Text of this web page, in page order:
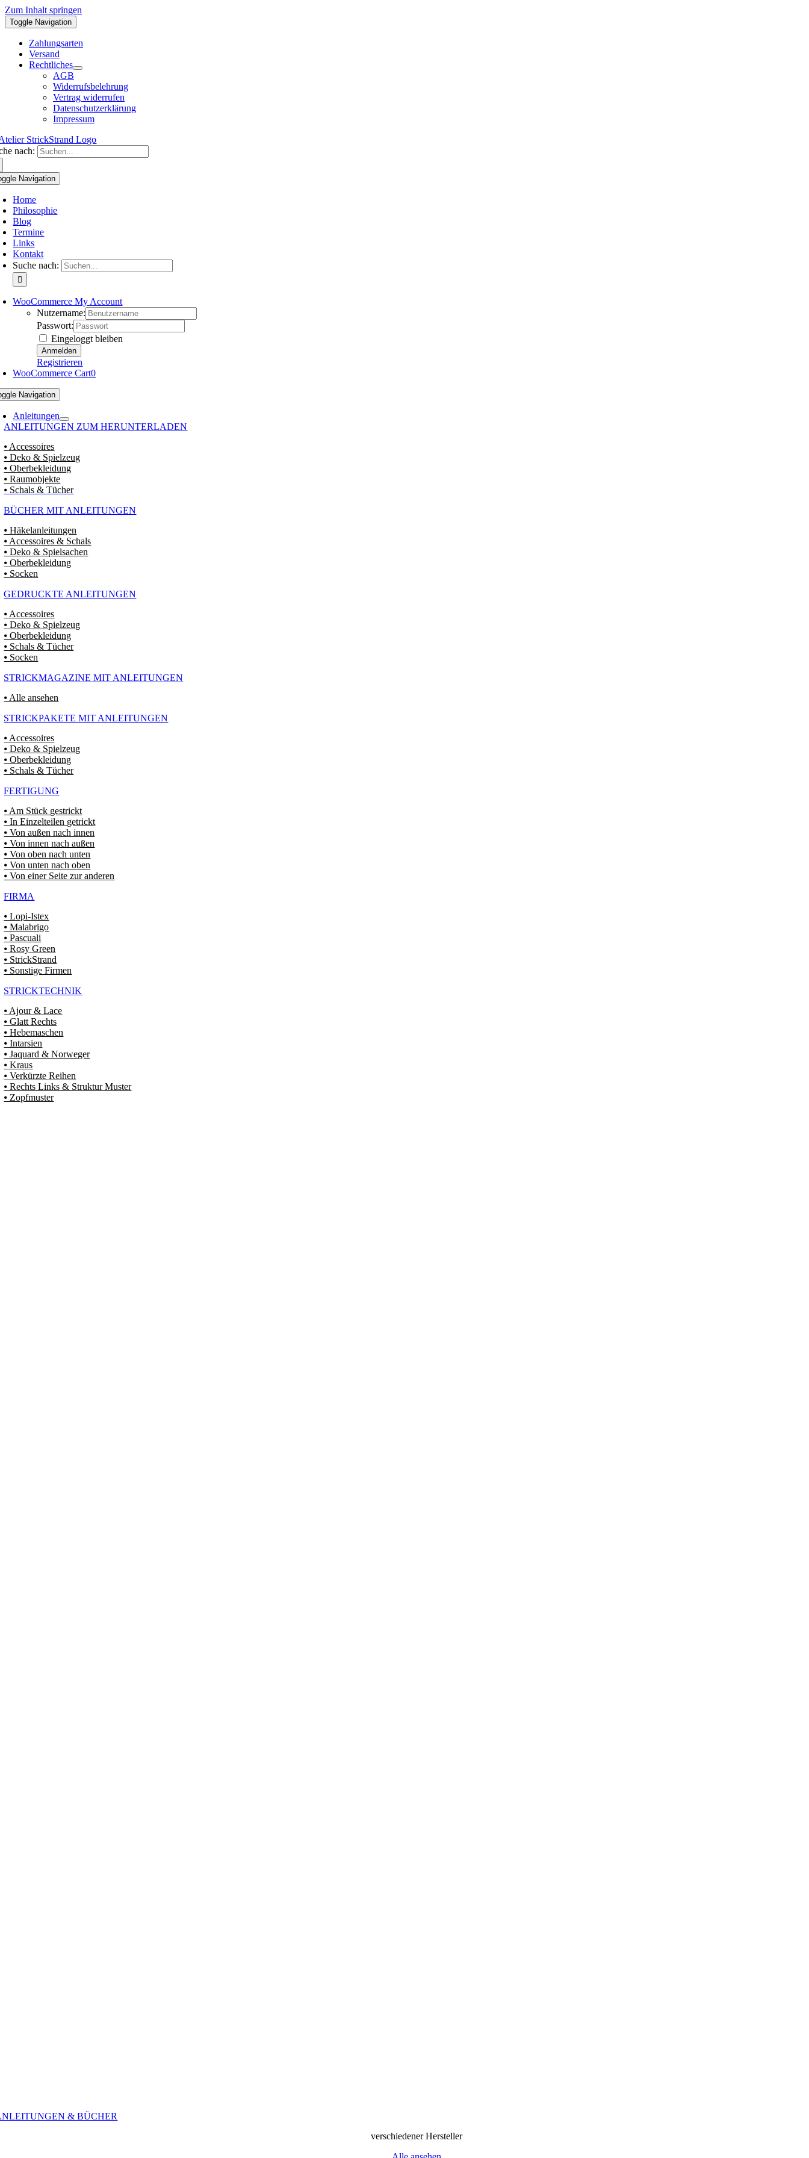
Zum Inhalt springen
Toggle Navigation
Zahlungsarten
Versand
Rechtliches
AGB
Widerrufsbelehrung
Vertrag widerrufen
Datenschutzerklärung
Impressum
nach:
Navigation
Home
Philosophie
Blog
Termine
Links
Kontakt
Suche nach:
WooCommerce My Account
Nutzername:
Passwort:
Eingeloggt bleiben
Registrieren
WooCommerce Cart0
Navigation
Anleitungen
ANLEITUNGEN ZUM HERUNTERLADEN
⦁ Accessoires
⦁ Deko & Spielzeug
⦁ Oberbekleidung
⦁ Raumobjekte
⦁ Schals & Tücher
BÜCHER MIT ANLEITUNGEN
⦁ Häkelanleitungen
⦁ Accessoires & Schals
⦁ Deko & Spielsachen
⦁ Oberbekleidung
⦁ Socken
GEDRUCKTE ANLEITUNGEN
⦁ Accessoires
⦁ Deko & Spielzeug
⦁ Oberbekleidung
⦁ Schals & Tücher
⦁ Socken
STRICKMAGAZINE MIT ANLEITUNGEN
⦁ Alle ansehen
STRICKPAKETE MIT ANLEITUNGEN
⦁ Accessoires
⦁ Deko & Spielzeug
⦁ Oberbekleidung
⦁ Schals & Tücher
FERTIGUNG
⦁ Am Stück gestrickt
⦁ In Einzelteilen getrickt
⦁ Von außen nach innen
⦁ Von innen nach außen
⦁ Von oben nach unten
⦁ Von unten nach oben
⦁ Von einer Seite zur anderen
FIRMA
⦁ Lopi-Istex
⦁ Malabrigo
⦁ Pascuali
⦁ Rosy Green
⦁ StrickStrand
⦁ Sonstige Firmen
STRICKTECHNIK
⦁ Ajour & Lace
⦁ Glatt Rechts
⦁ Hebemaschen
⦁ Intarsien
⦁ Jaquard & Norweger
⦁ Kraus
⦁ Verkürzte Reihen
⦁ Rechts Links & Struktur Muster
⦁ Zopfmuster
& BÜCHER
verschiedener Hersteller